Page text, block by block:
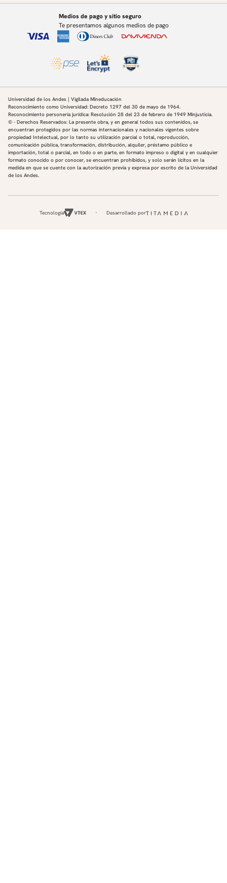
Medios de pago y sitio seguro
Te presentamos algunos medios de pago
Universidad de los Andes | Vigilada Mineducación
Reconocimiento como Universidad: Decreto 1297 del 30 de mayo de 1964.
Reconocimiento personería jurídica: Resolución 28 del 23 de febrero de 1949 Minjusticia.
© - Derechos Reservados: La presente obra, y en general todos sus contenidos, se
encuentran protegidos por las normas internacionales y nacionales vigentes sobre
propiedad Intelectual, por lo tanto su utilización parcial o total, reproducción,
comunicación pública, transformación, distribución, alquiler, préstamo público e
importación, total o parcial, en todo o en parte, en formato impreso o digital y en cualquier
formato conocido o por conocer, se encuentran prohibidos, y solo serán lícitos en la
medida en que se cuente con la autorización previa y expresa por escrito de la Universidad
de los Andes.
Tecnología Desarrollado por